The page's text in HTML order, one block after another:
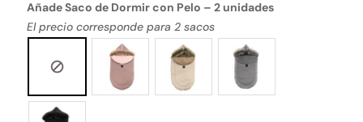
Añade Saco de Dormir con Pelo – 2 unidades
El precio corresponde para 2 sacos